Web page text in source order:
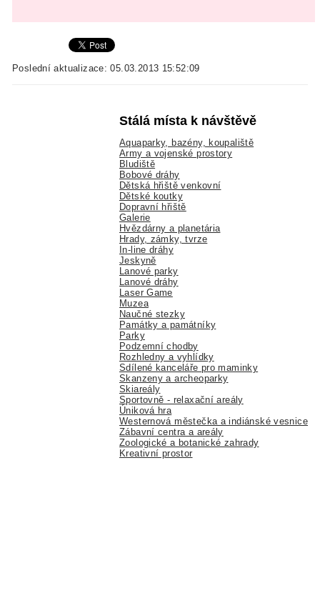
Poslední aktualizace: 05.03.2013 15:52:09
Stálá místa k návštěvě
Aquaparky, bazény, koupaliště
Army a vojenské prostory
Bludiště
Bobové dráhy
Dětská hřiště venkovní
Dětské koutky
Dopravní hřiště
Galerie
Hvězdárny a planetária
Hrady, zámky, tvrze
In-line dráhy
Jeskyně
Lanové parky
Lanové dráhy
Laser Game
Muzea
Naučné stezky
Památky a památníky
Parky
Podzemní chodby
Rozhledny a vyhlídky
Sdílené kanceláře pro maminky
Skanzeny a archeoparky
Skiareály
Sportovně - relaxační areály
Úniková hra
Westernová městečka a indiánské vesnice
Zábavní centra a areály
Zoologické a botanické zahrady
Kreativní prostor